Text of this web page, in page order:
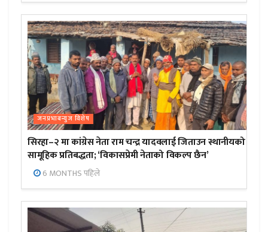
जनप्रभाबन्युज विशेष
सिरहा–२ मा कांग्रेस नेता राम चन्द्र यादवलाई जिताउन स्थानीयको
सामूहिक प्रतिबद्धता; ‘विकासप्रेमी नेताको विकल्प छैन’
6 MONTHS पहिले